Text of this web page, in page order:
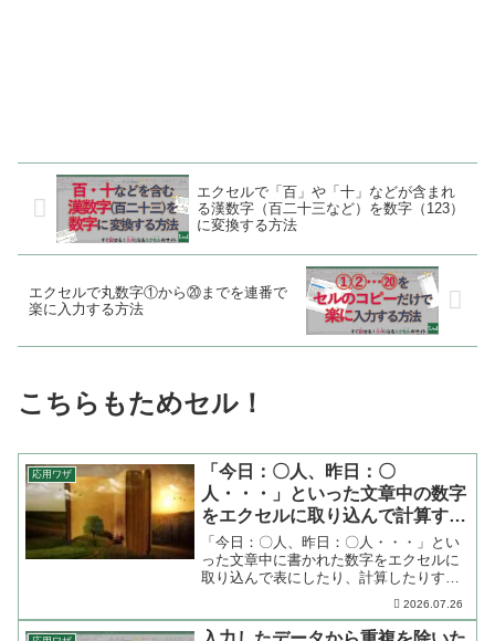
エクセルで「百」や「十」などが含まれ
る漢数字（百二十三など）を数字（123）
に変換する方法
エクセルで丸数字①から⑳までを連番で
楽に入力する方法
こちらもためセル！
応用ワザ
「今日：〇人、昨日：〇
人・・・」といった文章中の数字
をエクセルに取り込んで計算する
方法
「今日：〇人、昨日：〇人・・・」とい
った文章中に書かれた数字をエクセルに
取り込んで表にしたり、計算したりする
2026.07.26